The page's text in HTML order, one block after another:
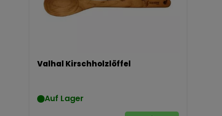
Valhal Kirschholzlöffel
Auf Lager